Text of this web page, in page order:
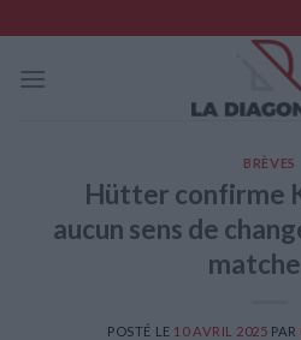
to
content
BRÈVES
Hütter confirme
aucun sens de
POSTÉ LE 10 AVRIL 2025 PAR